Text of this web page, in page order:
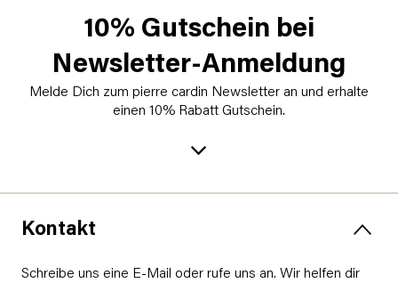
10% Gutschein bei
Newsletter-Anmeldung
Melde Dich zum pierre cardin Newsletter an und erhalte
einen 10% Rabatt Gutschein.
Kontakt
Schreibe uns eine E-Mail oder rufe uns an. Wir helfen dir